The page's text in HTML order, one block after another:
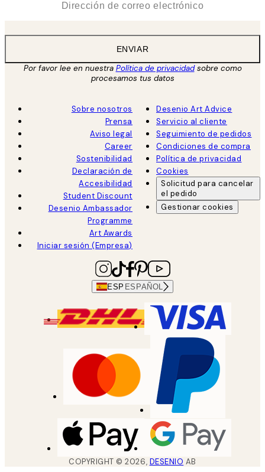
ENVIAR
Por favor lee en nuestra Política de privacidadsobre como
procesamos tus datos
Sobre nosotros
Prensa
Aviso legal
Career
Sostenibilidad
Declaración de
Accesibilidad
Student Discount
Desenio Ambassador
Programme
Art Awards
Iniciar sesión (Empresa)
Desenio Art Advice
Servicio al cliente
Seguimiento de pedidos
Condiciones de compra
Política de privacidad
Cookies
Solicitud para cancelar
el pedido
Gestionar cookies
ESP ESPAÑOL
COPYRIGHT ©2026, DESENIO AB